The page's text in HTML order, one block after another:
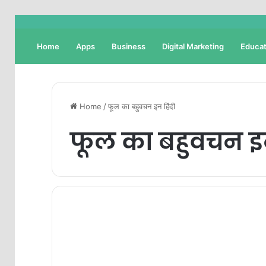
Home Apps Business Digital Marketing
Home /फूल का बहुवचन इन हिंदी
फूल का बहुवचन